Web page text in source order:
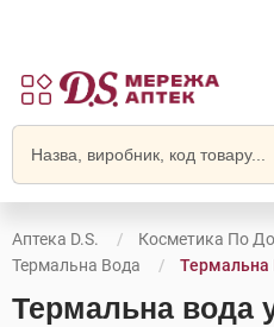
Аптека D.S.
Косметика По
Термальна Вода
Термальна
Термальна вода